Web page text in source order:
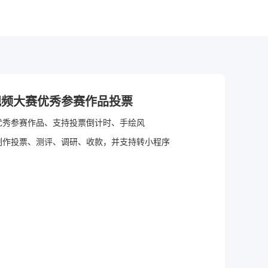
大赛优秀参赛作品投票
参赛作品、支持投票倒计时、手绘风
投票、测评、调研、收款，并支持转小程序